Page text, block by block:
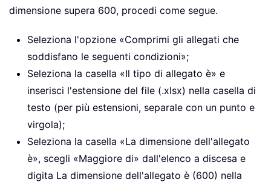
dimensione supera 600, procedi come segue.
Seleziona l'opzione «Comprimi gli allegati che
soddisfano le seguenti condizioni»;
Seleziona la casella «Il tipo di allegato è» e
inserisci l'estensione del file (.xlsx) nella casella di
testo (per più estensioni, separale con un punto e
virgola);
Seleziona la casella «La dimensione dell'allegato
è», scegli «Maggiore di» dall'elenco a discesa e
digita La dimensione dell'allegato è (600) nella